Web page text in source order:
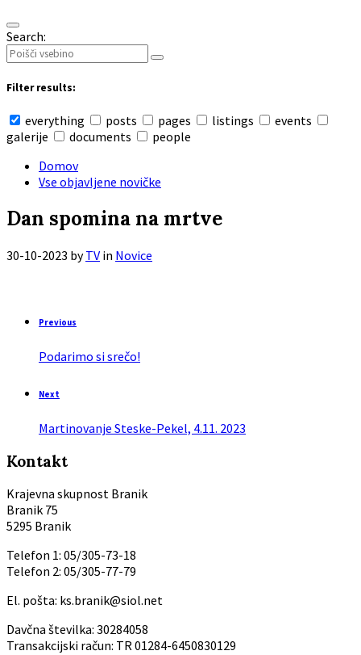
Search:
Filter results:
everything posts pages listings
events
galerije
documents
people
Domov
Vse objavljene novičke
Dan spomina na mrtve
30-10-2023 byTV in Novice
Previous
Podarimo si srečo!
Next
Martinovanje Steske-Pekel, 4.11. 2023
Kontakt
Krajevna skupnost Branik
Branik 75
5295 Branik
Telefon 1: 05/305-73-18
Telefon 2: 05/305-77-79
El. pošta: ks.branik@siol.net
Davčna številka: 30284058
Transakcijski račun: TR 01284-6450830129